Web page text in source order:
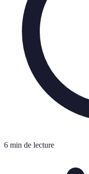
6 min de lecture